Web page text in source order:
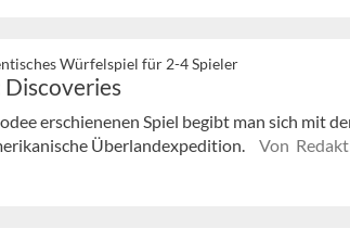
Würfelspiel für 2-4 Spieler
erschienenen Spiel begibt man sich mit
Überlandexpedition.
Von